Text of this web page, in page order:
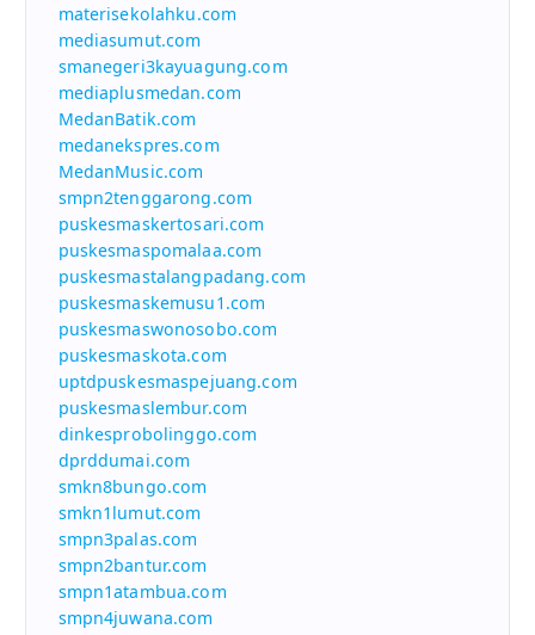
materisekolahku.com
mediasumut.com
smanegeri3kayuagung.com
mediaplusmedan.com
MedanBatik.com
medanekspres.com
MedanMusic.com
smpn2tenggarong.com
puskesmaskertosari.com
puskesmaspomalaa.com
puskesmastalangpadang.com
puskesmaskemusu1.com
puskesmaswonosobo.com
puskesmaskota.com
uptdpuskesmaspejuang.com
puskesmaslembur.com
dinkesprobolinggo.com
dprddumai.com
smkn8bungo.com
smkn1lumut.com
smpn3palas.com
smpn2bantur.com
smpn1atambua.com
smpn4juwana.com